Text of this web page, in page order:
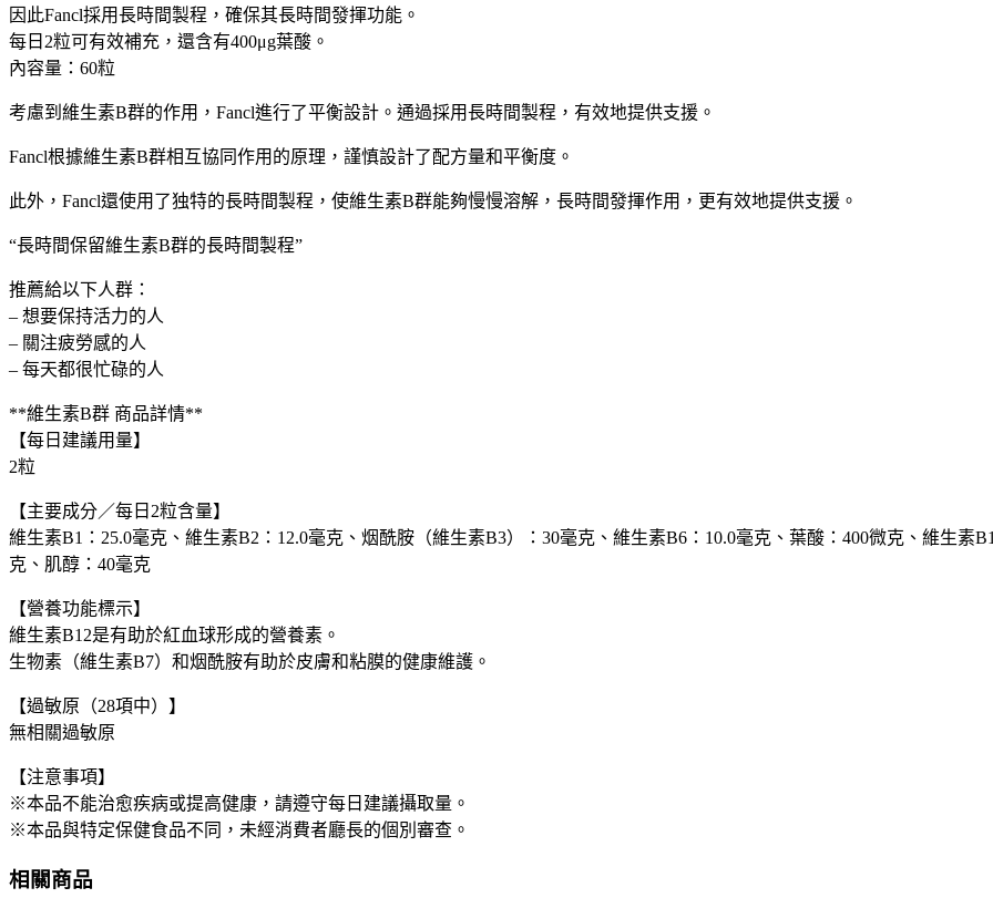
加
天
然
合
生
素
B
族
劑
60
粒
大
實
體
藥
妝
店
直
數
量
因此Fancl採用長時間製程，確保其長時間發揮功能。
每日2粒可有效補充，還含有400μg葉酸。
內容量：60粒
考慮到維生素B群的作用，Fancl進行了平衡設計。通過採用長時間製程，有效地提供支援。
Fancl根據維生素B群相互協同作用的原理，謹慎設計了配方量和平衡度。
此外，Fancl還使用了独特的長時間製程，使維生素B群能夠慢慢溶解，長時間發揮作用，更有效地提供支援。
“長時間保留維生素B群的長時間製程”
推薦給以下人群：
– 想要保持活力的人
– 關注疲勞感的人
– 每天都很忙碌的人
**維生素B群 商品詳情**
【每日建議用量】
2粒
【主要成分／每日2粒含量】
維生素B1：25.0毫克、維生素B2：12.0毫克、烟酰胺（維生素B3）：30毫克、維生素B6：10.0毫克、葉酸：400微克、維生素
克、肌醇：40毫克
【營養功能標示】
維生素B12是有助於紅血球形成的營養素。
生物素（維生素B7）和烟酰胺有助於皮膚和粘膜的健康維護。
【過敏原（28項中）】
無相關過敏原
【注意事項】
※本品不能治愈疾病或提高健康，請遵守每日建議攝取量。
※本品與特定保健食品不同，未經消費者廳長的個別審查。
相關商品